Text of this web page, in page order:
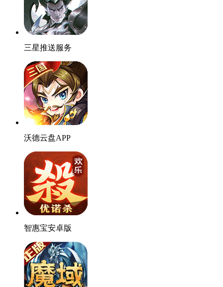
三星推送服务
沃德云盘APP
智惠宝安卓版